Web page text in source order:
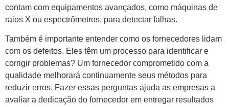
contam com equipamentos avançados, como máquinas de
raios X ou espectrômetros, para detectar falhas.
Também é importante entender como os fornecedores lidam
com os defeitos. Eles têm um processo para identificar e
corrigir problemas? Um fornecedor comprometido com a
qualidade melhorará continuamente seus métodos para
reduzir erros. Fazer essas perguntas ajuda as empresas a
avaliar a dedicação do fornecedor em entregar resultados